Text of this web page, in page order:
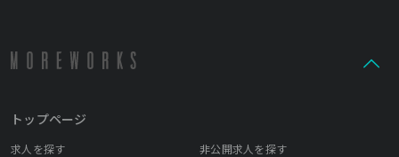
トップページ
求人を探す
非公開求人を探す